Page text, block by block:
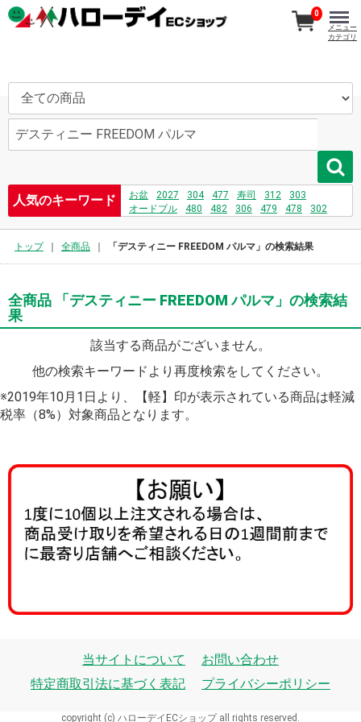
人気のキーワード お盆 2027 304 477 寿司 312
303
オードブル
480 482 306 479 478
302
0
メニュー
カテゴリ
トップ 全商品 「デスティニー FREEDOM パルマ」の検索結果
全商品 「デスティニー FREEDOM パルマ」の検索結
果
該当する商品がございません。
他の検索キーワードより再度検索をしてください。
※2019年10月1日より、【軽】印が表示されている商品は軽減
税率（8%）対象商品となります。
当サイトについて
お問い合わせ
特定商取引法に基づく表記
プライバシーポリシー
copyright (c) ハローデイECショップ all rights reserved.